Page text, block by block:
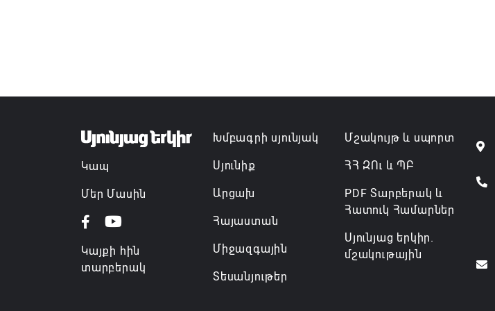
Կապ
Մեր Մասին
Կայքի հին
տարբերակ
Խմբագրի սյունյակ
Սյունիք
Արցախ
Հայաստան
Միջազգային
Տեսանյութեր
Մշակույթ և սպորտ
ՀՀ ԶՈւ և ՊԲ
PDF Տարբերակ և
Հատուկ Համարներ
Սյունյաց երկիր.
մշակութային